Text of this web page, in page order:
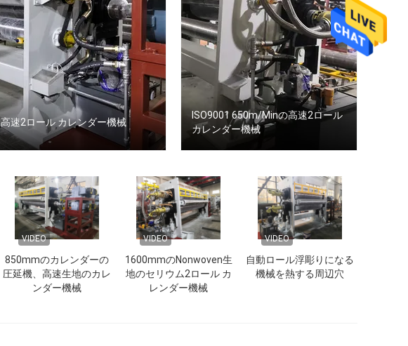
高速2ロール カレンダー機械
ISO9001 650m/Minの高速2ロール
カレンダー機械
VIDEO
850mmのカレンダーの
圧延機、高速生地のカレ
ンダー機械
VIDEO
1600mmのNonwoven生
地のセリウム2ロール カ
レンダー機械
VIDEO
自動ロール浮彫りになる
機械を熱する周辺穴